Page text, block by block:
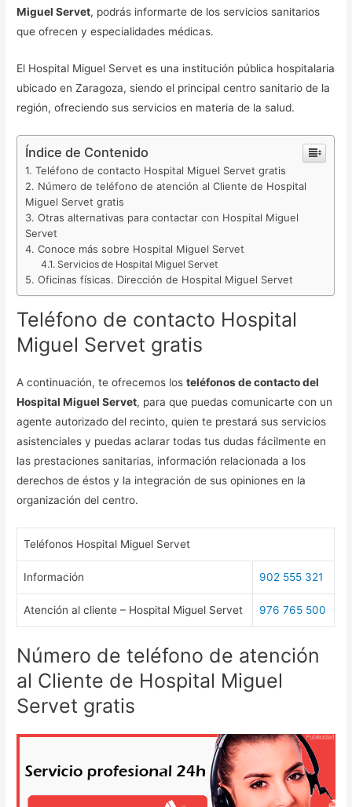
Miguel Servet, podrás informarte de los servicios sanitarios
que ofrecen y especialidades médicas.
El Hospital Miguel Servet es una institución pública hospitalaria
ubicado en Zaragoza, siendo el principal centro sanitario de la
región, ofreciendo sus servicios en materia de la salud.
Índice de Contenido
Teléfono de contacto Hospital Miguel Servet gratis
Número de teléfono de atención al Cliente de Hospital
Miguel Servet gratis
Otras alternativas para contactar con Hospital Miguel
Servet
Conoce más sobre Hospital Miguel Servet
Servicios de Hospital Miguel Servet
Oficinas físicas. Dirección de Hospital Miguel Servet
Teléfono de contacto Hospital
Miguel Servet gratis
A continuación, te ofrecemos losteléfonos de contacto del
Hospital Miguel Servet, para que puedas comunicarte con un
agente autorizado del recinto, quien te prestará sus servicios
asistenciales y puedas aclarar todas tus dudas fácilmente en
las prestaciones sanitarias, información relacionada a los
derechos de éstos y la integración de sus opiniones en la
organización del centro.
Teléfonos Hospital Miguel Servet
Información 902 555 321
Atención al cliente – Hospital Miguel Servet 976 765 500
Número de teléfono de atención
al Cliente de Hospital Miguel
Servet gratis